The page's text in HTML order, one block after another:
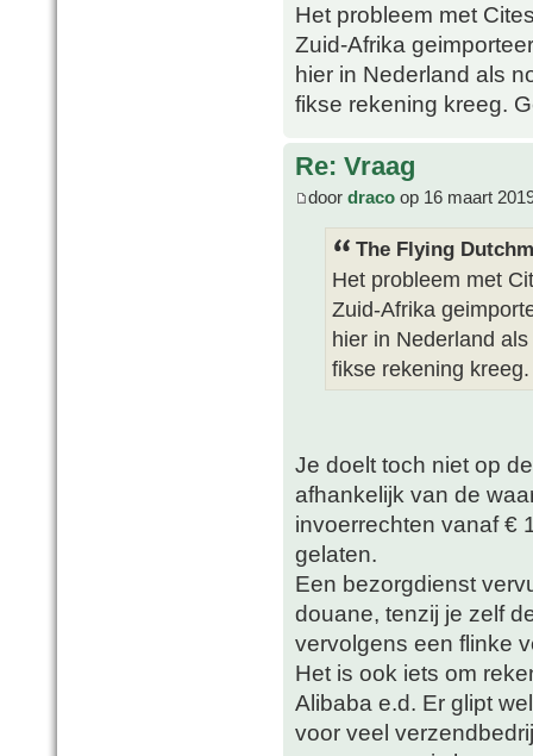
Het probleem met
Zuid-Afrika
hier in Nederland als
fikse rekening kreeg.
Re: Vraag
door draco op 16 maart
The Flying
Het probleem met
Zuid-Afrika
hier in Nederland
fikse rekening
Je doelt toch niet op
afhankelijk van de
invoerrechten vanaf €
gelaten.
Een bezorgdienst
douane, tenzij je zelf
vervolgens een flinke
Het is ook iets om
Alibaba e.d. Er glipt
voor veel